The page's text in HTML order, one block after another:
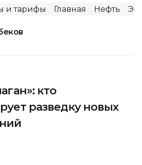
и тарифы Главная Нефть
кто
разведку новых